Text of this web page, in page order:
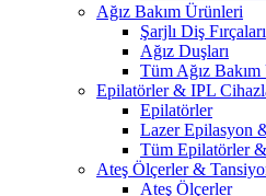
Ağız Bakım Ürünleri
Şarjlı Diş Fırçaları
Ağız Duşları
Tüm Ağız
Epilatörler & IPL
Epilatörler
Lazer Epilasyon
Tüm Epilatörler
Ateş Ölçerler &
Ateş Ölçerler